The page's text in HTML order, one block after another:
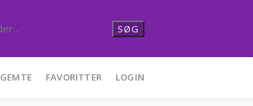
SØG
GEMTE FAVORITTER LOGIN